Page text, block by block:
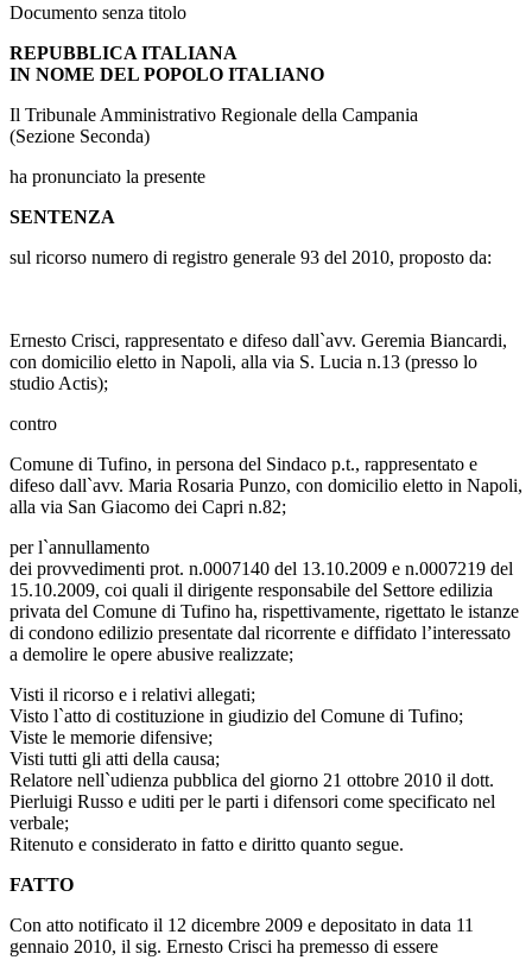
Documento senza titolo
REPUBBLICA ITALIANA
IN NOME DEL POPOLO ITALIANO
Il Tribunale Amministrativo Regionale della Campania
(Sezione Seconda)
ha pronunciato la presente
SENTENZA
sul ricorso numero di registro generale 93 del 2010, proposto da:
Ernesto Crisci, rappresentato e difeso dall`avv. Geremia Biancardi,
con domicilio eletto in Napoli, alla via S. Lucia n.13 (presso lo
studio Actis);
contro
Comune di Tufino, in persona del Sindaco p.t., rappresentato e
difeso dall`avv. Maria Rosaria Punzo, con domicilio eletto in Napoli,
alla via San Giacomo dei Capri n.82;
per l`annullamento
dei provvedimenti prot. n.0007140 del 13.10.2009 e n.0007219 del
15.10.2009, coi quali il dirigente responsabile del Settore edilizia
privata del Comune di Tufino ha, rispettivamente, rigettato le istanze
di condono edilizio presentate dal ricorrente e diffidato l’interessato
a demolire le opere abusive realizzate;
Visti il ricorso e i relativi allegati;
Visto l`atto di costituzione in giudizio del Comune di Tufino;
Viste le memorie difensive;
Visti tutti gli atti della causa;
Relatore nell`udienza pubblica del giorno 21 ottobre 2010 il dott.
Pierluigi Russo e uditi per le parti i difensori come specificato nel
verbale;
Ritenuto e considerato in fatto e diritto quanto segue.
FATTO
Con atto notificato il 12 dicembre 2009 e depositato in data 11
gennaio 2010, il sig. Ernesto Crisci ha premesso di essere